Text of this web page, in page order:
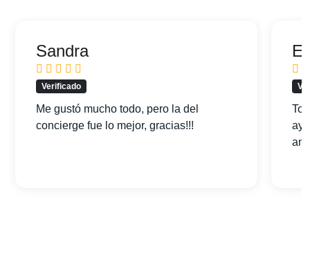
Sandra
Verificado
Me gustó mucho todo, pero la del
concierge fue lo mejor, gracias!!!